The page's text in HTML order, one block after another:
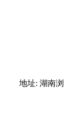
地址: 湖南浏